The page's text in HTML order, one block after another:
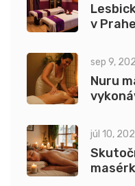
v
sep 9,
Nuru
júl 10,